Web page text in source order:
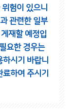
험이 있으니
관련한 일부
재할 예정입
요한 경우는
하시기 바랍니
하여 주시기